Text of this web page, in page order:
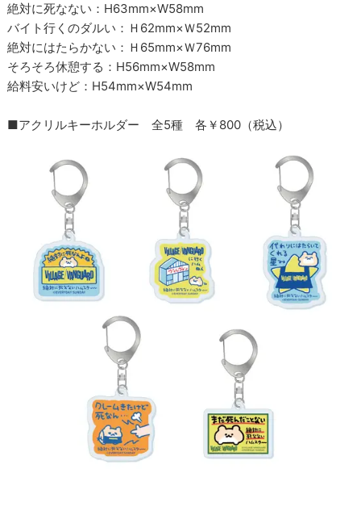
絶対に死なない：H63mm×W58mm
バイト行くのダルい：Ｈ62mm×Ｗ52mm
絶対にはたらかない：Ｈ65mm×Ｗ76mm
そろそろ休憩する：H56mm×W58mm
給料安いけど：H54mm×W54mm
■アクリルキーホルダー 全5種 各￥800（税込）